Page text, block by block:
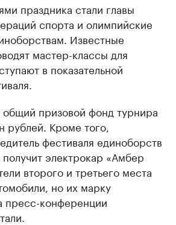
праздника стали главы
спорта и олимпийские
Известные
мастер-классы для
в показательной
общий призовой фонд турнира
рублей. Кроме того,
фестиваля единоборств
получит электрокар «Амбер
второго и третьего места
но их марку
пресс-конференции